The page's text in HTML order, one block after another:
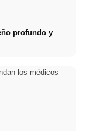
profundo y